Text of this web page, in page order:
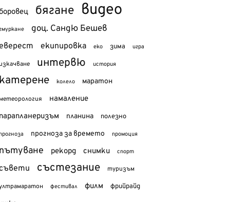
бягане видео
доц. Сандю Бешев
екипировка еко зима игра
интервю история
колело маратон
намаление
планина полезно
прогноза за времето промоция
рекорд снимки спорт
състезание туризъм
фестивал филм фрийрайд